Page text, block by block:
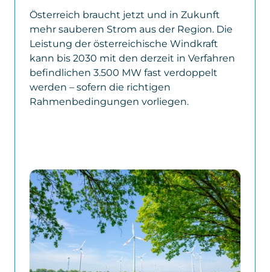
Österreich braucht jetzt und in Zukunft
mehr sauberen Strom aus der Region. Die
Leistung der österreichische Windkraft
kann bis 2030 mit den derzeit in Verfahren
befindlichen 3.500 MW fast verdoppelt
werden – sofern die richtigen
Rahmenbedingungen vorliegen.